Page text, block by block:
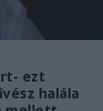
ezt
halála